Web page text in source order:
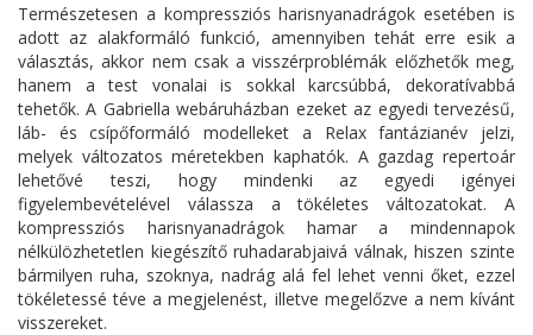
Természetesen a kompressziós harisnyanadrágok esetében is
adott az alakformáló funkció, amennyiben tehát erre esik a
választás, akkor nem csak a visszérproblémák előzhetők meg,
hanem a test vonalai is sokkal karcsúbbá, dekoratívabbá
tehetők. A Gabriella webáruházban ezeket az egyedi tervezésű,
láb- és csípőformáló modelleket a Relax fantázianév jelzi,
melyek változatos méretekben kaphatók. A gazdag repertoár
lehetővé teszi, hogy mindenki az egyedi igényei
figyelembevételével válassza a tökéletes változatokat. A
kompressziós harisnyanadrágok hamar a mindennapok
nélkülözhetetlen kiegészítő ruhadarabjaivá válnak, hiszen szinte
bármilyen ruha, szoknya, nadrág alá fel lehet venni őket, ezzel
tökéletessé téve a megjelenést, illetve megelőzve a nem kívánt
visszereket.